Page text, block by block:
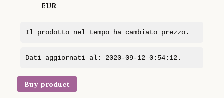
EUR
Il prodotto nel tempo ha cambiato prezzo.
Dati aggiornati al: 2020-09-12 0:54:12.
Buy product